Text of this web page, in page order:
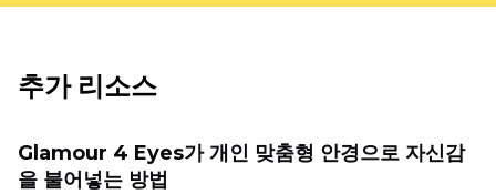
추가 리소스
Glamour 4 Eyes가 개인 맞춤형 안경으로 자신감
을 불어넣는 방법